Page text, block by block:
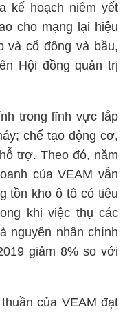
kế hoạch niêm yết
cho mạng lại hiệu
và cổ đông và bầu,
Hội đồng quản trị
trong lĩnh vực lắp
chế tạo động cơ,
trợ. Theo đó, năm
của VEAM vẫn
tồn kho ô tô có tiêu
khi việc thụ các
nguyên nhân chính
giảm 8% so với
của VEAM đạt